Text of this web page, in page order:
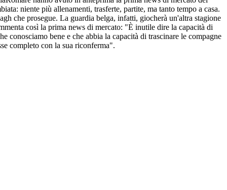
niente più allenamenti, trasferte, partite, ma tanto tempo a casa.
che prosegue. La guardia belga, infatti, giocherà un'altra stagione
così la prima news di mercato: "È inutile dire la capacità di
bene e che abbia la capacità di trascinare le compagne
completo con la sua riconferma".